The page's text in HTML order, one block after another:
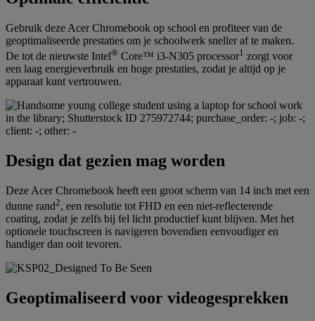
Gebruik deze Acer Chromebook op school en profiteer van de
geoptimaliseerde prestaties om je schoolwerk sneller af te maken.
De tot de nieuwste Intel® Core™ i3-N305 processor1 zorgt voor
een laag energieverbruik en hoge prestaties, zodat je altijd op je
apparaat kunt vertrouwen.
Design dat gezien mag worden
Deze Acer Chromebook heeft een groot scherm van 14 inch met een
dunne rand2, een resolutie tot FHD en een niet-reflecterende
coating, zodat je zelfs bij fel licht productief kunt blijven. Met het
optionele touchscreen is navigeren bovendien eenvoudiger en
handiger dan ooit tevoren.
Geoptimaliseerd voor videogesprekken